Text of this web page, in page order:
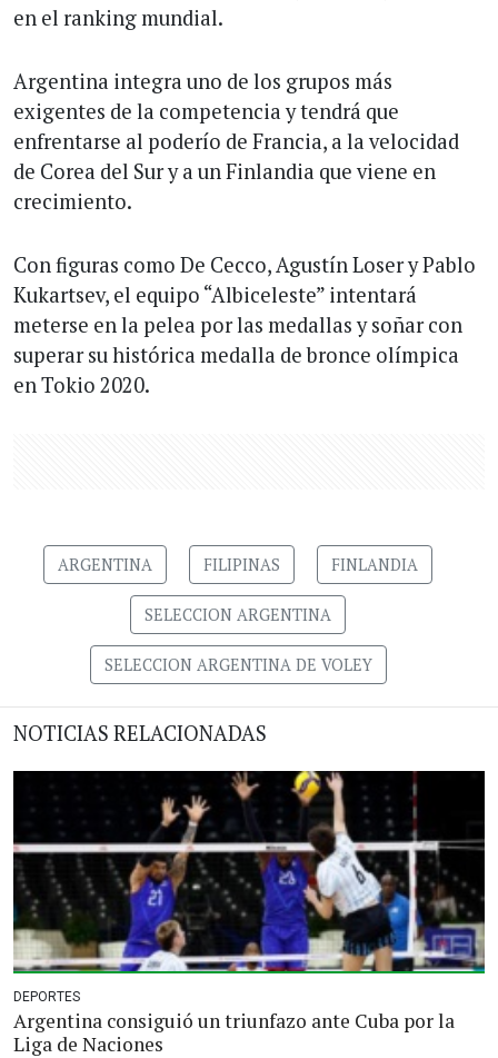
en el ranking mundial.
Argentina integra uno de los grupos más
exigentes de la competencia y tendrá que
enfrentarse al poderío de Francia, a la velocidad
de Corea del Sur y a un Finlandia que viene en
crecimiento.
Con figuras como De Cecco, Agustín Loser y Pablo
Kukartsev, el equipo “Albiceleste” intentará
meterse en la pelea por las medallas y soñar con
superar su histórica medalla de bronce olímpica
en Tokio 2020.
ARGENTINA FILIPINAS FINLANDIA
SELECCION ARGENTINA
SELECCION ARGENTINA DE VOLEY
NOTICIAS RELACIONADAS
DEPORTES
Argentina consiguió un triunfazo ante Cuba por la
Liga de Naciones